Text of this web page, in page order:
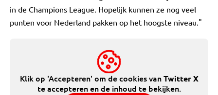
in de Champions League. Hopelijk kunnen ze nog veel
punten voor Nederland pakken op het hoogste niveau."
Klik op 'Accepteren' om de cookies vanTwitter X
te accepteren en de inhoud te bekijken.